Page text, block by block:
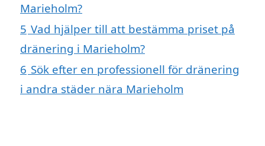
Marieholm?
5 Vad hjälper till att bestämma priset på
dränering i Marieholm?
6 Sök efter en professionell för dränering
i andra städer nära Marieholm